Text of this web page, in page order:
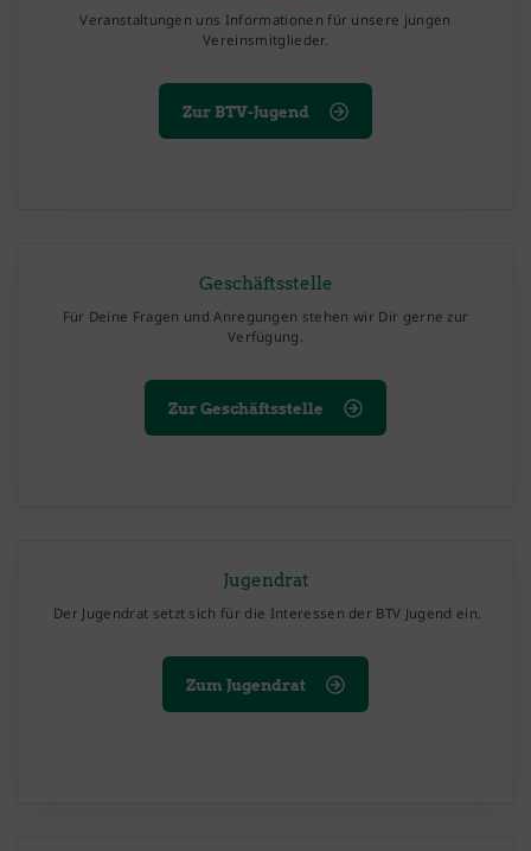
Veranstaltungen uns Informationen für unsere jungen
Vereinsmitglieder.
Zur BTV-Jugend
Geschäftsstelle
Für Deine Fragen und Anregungen stehen wir Dir gerne zur
Verfügung.
Zur Geschäftsstelle
Jugendrat
Der Jugendrat setzt sich für die Interessen der BTV Jugend ein.
Zum Jugendrat